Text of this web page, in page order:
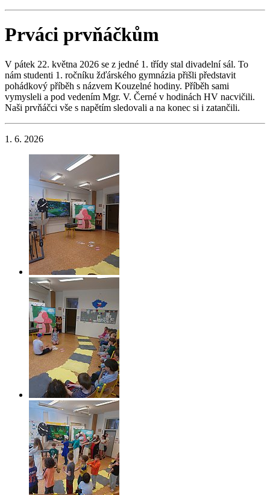
Prváci prvňáčkům
V pátek 22. května 2026 se z jedné 1. třídy stal divadelní sál. To
nám studenti 1. ročníku žďárského gymnázia přišli představit
pohádkový příběh s názvem Kouzelné hodiny. Příběh sami
vymysleli a pod vedením Mgr. V. Černé v hodinách HV nacvičili.
Naši prvňáčci vše s napětím sledovali a na konec si i zatančili.
1. 6. 2026